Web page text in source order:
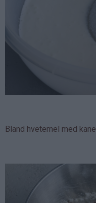
Bland hvetemel med